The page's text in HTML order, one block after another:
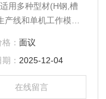
用多种型材(H钢,槽
线和单机工作模式,
工程,钢结构,造船,桥
兼容IGES,DXF,SAT
同规范。
： 面议
： 2025-12-04
在线留言